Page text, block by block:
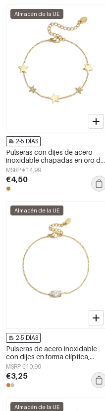
Almacén de la UE
2-5 DÍAS
Pulseras con dijes de acero
inoxidable chapadas en oro de
14 quilates, serie Star Daily
Simple, joyería para mujer
MSRP €14,99
€4,50
Almacén de la UE
2-5 DÍAS
Pulseras de acero inoxidable
con dijes en forma elíptica,
sencillas para uso diario, de la
serie Simple. Joyería para mujer.
MSRP €10,99
€3,25
Almacén de la UE